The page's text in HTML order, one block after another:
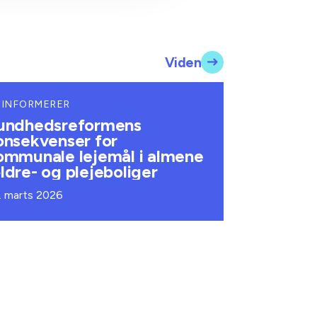
Viden
for
lejemål i almene
og plejeboliger
marts 2026